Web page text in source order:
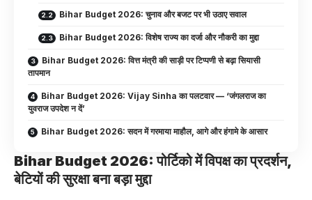
Bihar Budget 2026: चुनाव और बजट पर भी उठाए सवाल
Bihar Budget 2026: विशेष राज्य का दर्जा और नौकरी का मुद्दा
Bihar Budget 2026: वित्त मंत्री की साड़ी पर टिप्पणी से बढ़ा सियासी
तापमान
Bihar Budget 2026: Vijay Sinha का पलटवार — ‘जंगलराज का
युवराज उपदेश न दें’
Bihar Budget 2026: सदन में गरमाया माहौल, आगे और हंगामे के आसार
Bihar Budget 2026: पोर्टिको में विपक्ष का प्रदर्शन,
बेटियों की सुरक्षा बना बड़ा मुद्दा